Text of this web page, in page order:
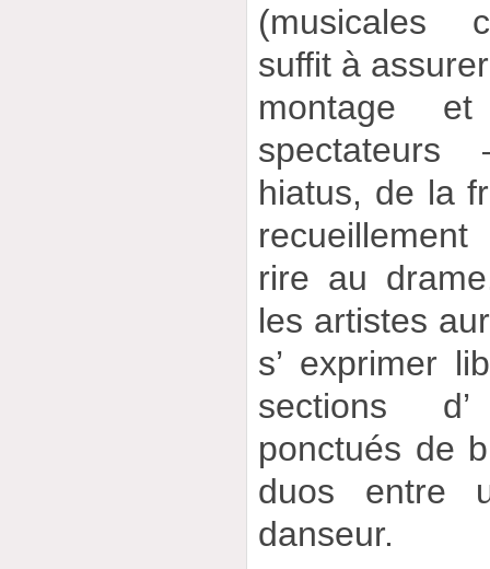
(musicales
suffit à
montage
hiatus, de la
rire au
les artistes
s’ exprimer
sections
ponctués de
duos entre
danseur.